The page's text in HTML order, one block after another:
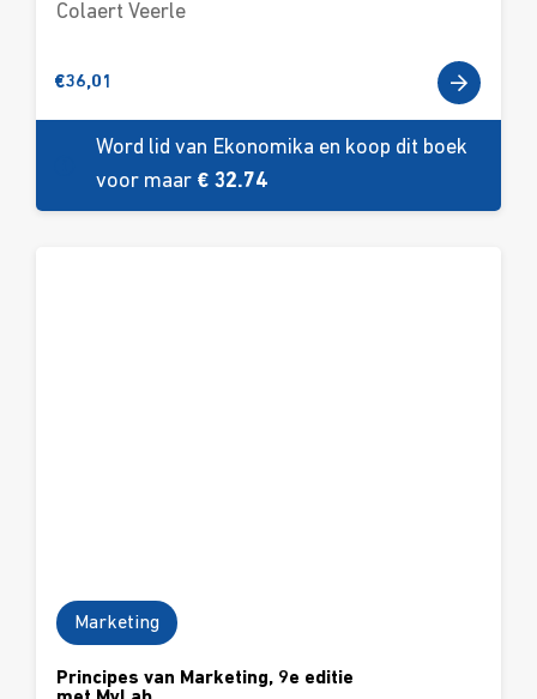
Colaert Veerle
€36,01
Word lid van Ekonomika en koop dit boek
voor maar € 32.74
Marketing
Principes van Marketing, 9e editie